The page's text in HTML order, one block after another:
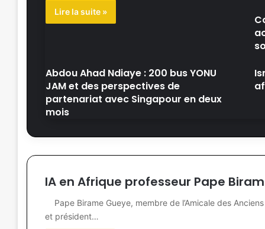
Lire la suite »
Abdou Ahad Ndiaye : 200 bus YONU
JAM et des perspectives de
partenariat avec Singapour en deux
mois
IA en Afrique professeur Pape
Pape Birame Gueye, membre de l’Amicale des
et président…